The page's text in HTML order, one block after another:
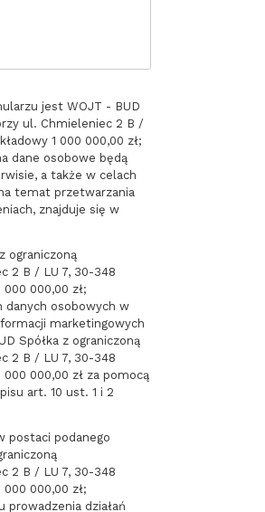
jest WOJT - BUD
ul. Chmieleniec 2 B /
1 000 000,00 zł;
dane osobowe będą
a także w celach
temat przetwarzania
znajduje się w
ograniczoną
2 B / LU 7, 30-348
000 000,00 zł;
danych osobowych w
marketingowych
Spółka z ograniczoną
2 B / LU 7, 30-348
000 000,00 zł za pomocą
art. 10 ust. 1 i 2
postaci podanego
2 B / LU 7, 30-348
000 000,00 zł;
działań